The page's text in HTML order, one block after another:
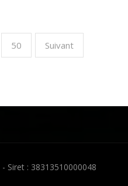
50 Suivant
- Siret : 38313510000048